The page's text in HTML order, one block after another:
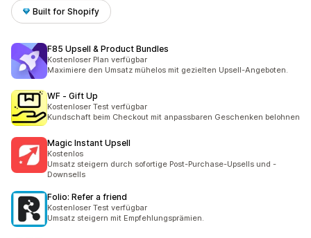
Built for Shopify
F85 Upsell & Product Bundles
Kostenloser Plan verfügbar
Maximiere den Umsatz mühelos mit gezielten Upsell-Angeboten.
WF ‑ Gift Up
Kostenloser Test verfügbar
Kundschaft beim Checkout mit anpassbaren Geschenken belohnen
Magic Instant Upsell
Kostenlos
Umsatz steigern durch sofortige Post-Purchase-Upsells und -
Downsells
Folio: Refer a friend
Kostenloser Test verfügbar
Umsatz steigern mit Empfehlungsprämien.